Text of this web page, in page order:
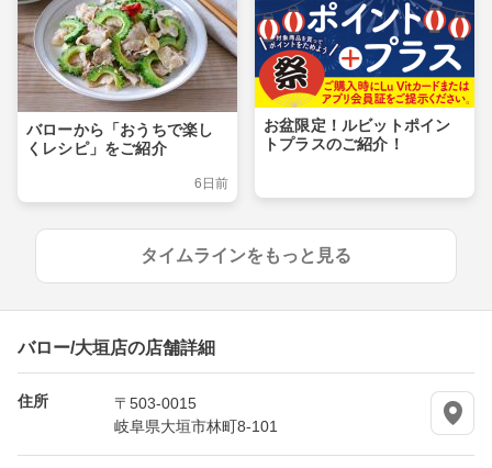
バローから「おうちで楽し
くレシピ」をご紹介
6日前
お盆限定！ルビットポイン
トプラスのご紹介！
タイムラインをもっと見る
バロー/大垣店の店舗詳細
住所
〒503-0015
岐阜県大垣市林町8-101